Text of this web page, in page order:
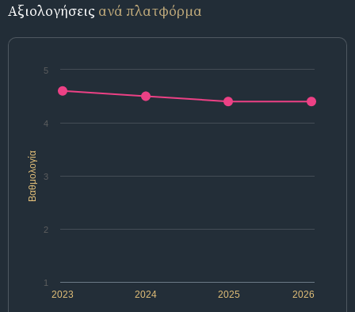
Αξιολογήσεις ανά πλατφόρμα
Βαθμολογία
2024 2026
2023 2025
1
2
3
4
5